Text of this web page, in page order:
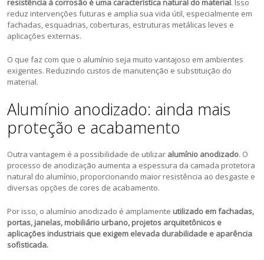
reduz intervenções futuras e amplia sua vida útil, especialmente em
fachadas, esquadrias, coberturas, estruturas metálicas leves e
aplicações externas.
O que faz com que o alumínio seja muito vantajoso em ambientes
exigentes. Reduzindo custos de manutenção e substituição do
material.
Alumínio anodizado: ainda mais
proteção e acabamento
Outra vantagem é a possibilidade de utilizar alumínio anodizado. O
processo de anodização aumenta a espessura da camada protetora
natural do alumínio, proporcionando maior resistência ao desgaste e
diversas opções de cores de acabamento.
Por isso, o alumínio anodizado é amplamente utilizado em fachadas,
portas, janelas, mobiliário urbano, projetos arquitetônicos e
aplicações industriais que exigem elevada durabilidade e aparência
sofisticada.